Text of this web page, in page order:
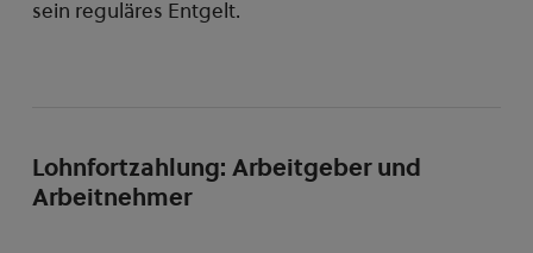
sein reguläres Entgelt.
Lohnfortzahlung: Arbeitgeber und
Arbeitnehmer